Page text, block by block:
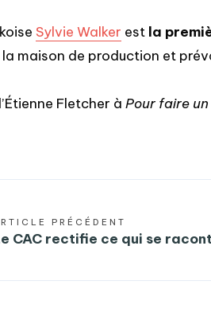
Sylvie Walker est la
maison de production et
Fletcher à Pour faire
PRÉCÉDENT
CAC rectifie ce qui se